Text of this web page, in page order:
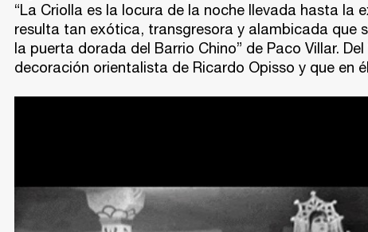
“La Criolla es la locura de la noche llevada hasta la
resulta tan exótica, transgresora y alambicada que
la puerta dorada del Barrio Chino” de Paco Villar.
decoración orientalista de Ricardo Opisso y que en